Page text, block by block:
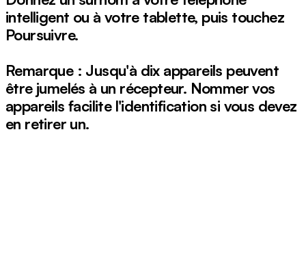
intelligent ou à votre tablette, puis touchez
Poursuivre.
Remarque : Jusqu'à dix appareils peuvent
être jumelés à un récepteur. Nommer vos
appareils facilite l'identification si vous devez
en retirer un.